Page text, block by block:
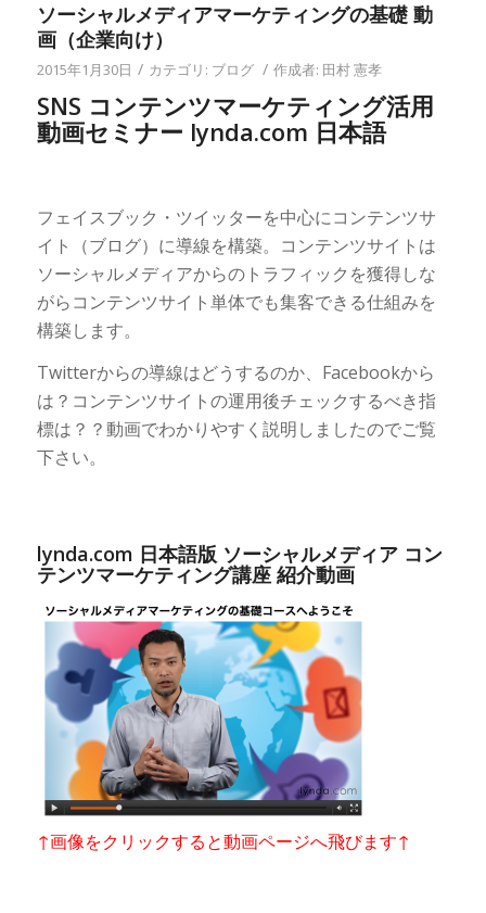
ソーシャルメディアマーケティングの基礎 動
画（企業向け）
2015年1月30日 / カテゴリ: ブログ / 作成者: 田村 憲孝
SNS コンテンツマーケティング活用
動画セミナー lynda.com 日本語
フェイスブック・ツイッターを中心にコンテンツサ
イト（ブログ）に導線を構築。コンテンツサイトは
ソーシャルメディアからのトラフィックを獲得しな
がらコンテンツサイト単体でも集客できる仕組みを
構築します。
Twitterからの導線はどうするのか、Facebookから
は？コンテンツサイトの運用後チェックするべき指
標は？？動画でわかりやすく説明しましたのでご覧
下さい。
lynda.com 日本語版 ソーシャルメディア コン
テンツマーケティング講座 紹介動画
↑画像をクリックすると動画ページへ飛びます↑